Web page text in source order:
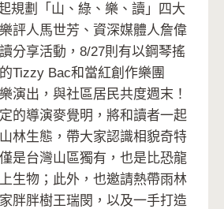
規劃「山、綠、樂、讀」四大
評人馬世芳、資深媒體人詹偉
分享活動，8/27則有以鋼琴搖
Tizzy Bac和當紅創作樂團
演出，與社區居民共度週末！
的導演麥覺明，將和讀者一起
林生態，帶大家認識相貌奇特
是台灣山區獨有，也是比恐龍
生物；此外，也邀請熱帶雨林
胖胖樹王瑞閔，以及一手打造